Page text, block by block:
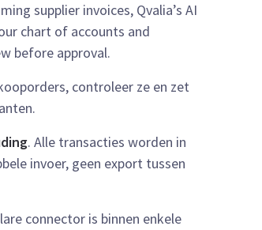
supplier invoices, Qvalia’s AI
chart of accounts and
before approval.
controleer ze en zet
. Alle transacties worden in
invoer, geen export tussen
connector is binnen enkele